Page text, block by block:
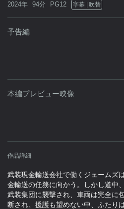
2024年 94分 PG12 字幕 吹替
予告編
本編プレビュー映像
作品詳細
武装現金輸送会社で働くジェームズ
金輸送の任務に向かう。しかし道中
武装集団に襲撃され、車両は完全に
断され、援護も望めない中、ふたり